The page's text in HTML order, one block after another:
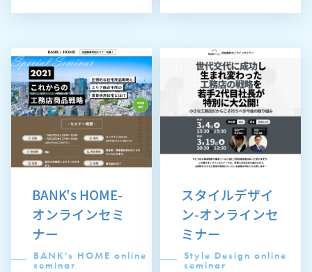
BANK's HOME-
オンラインセミ
ナー
BANK's HOME online
seminar
スタイルデザイ
ン-オンラインセ
ミナー
Style Design online
seminar